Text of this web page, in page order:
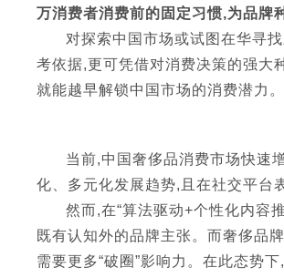
万消费者消费前的固定习惯,为品牌
对探索中国市场或试图在华寻
考依据,更可凭借对消费决策的强大
就能越早解锁中国市场的消费潜力。
当前,中国奢侈品消费市场快速
化、多元化发展趋势,且在社交平台
然而,在“算法驱动+个性化内容
既有认知外的品牌主张。而奢侈品
需要更多“破圈”影响力。在此态势